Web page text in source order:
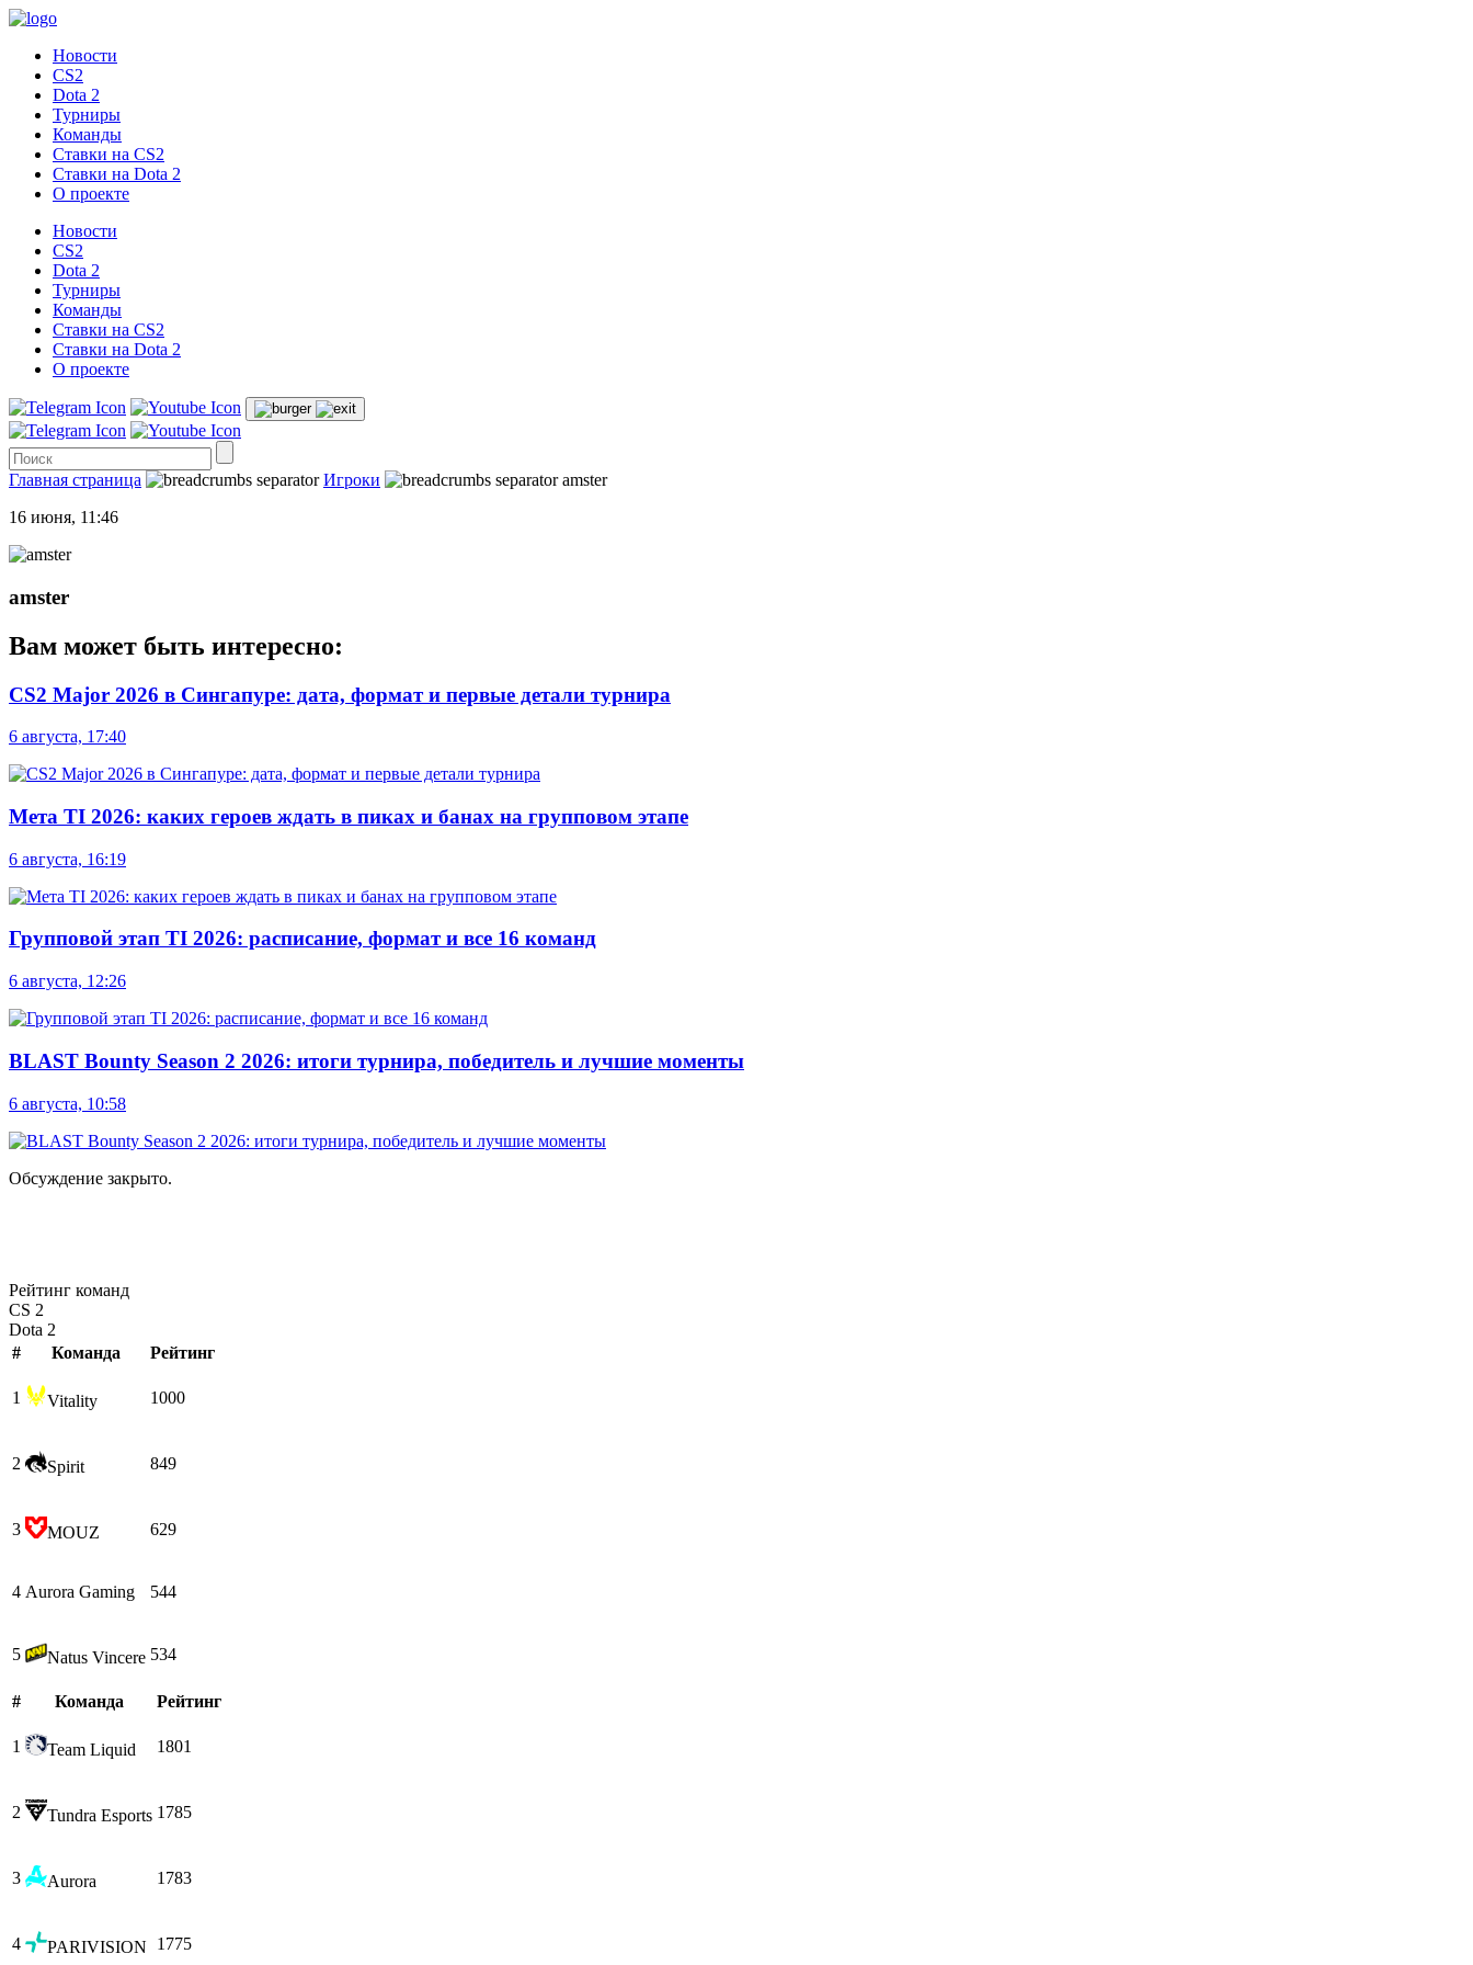
Новости
CS2
Dota 2
Турниры
Команды
Ставки на CS2
Ставки на Dota 2
О проекте
Новости
CS2
Dota 2
Турниры
Команды
Ставки на CS2
Ставки на Dota 2
О проекте
Главная страница Игроки
amster
16 июня, 11:46
amster
Вам может быть интересно:
CS2 Major 2026 в Сингапуре: дата, формат и первые детали турнира
6 августа, 17:40
Мета TI 2026: каких героев ждать в пиках и банах на групповом этапе
6 августа, 16:19
Групповой этап TI 2026: расписание, формат и все 16 команд
6 августа, 12:26
BLAST Bounty Season 2 2026: итоги турнира, победитель и лучшие моменты
6 августа, 10:58
Обсуждение закрыто.
Рейтинг команд
CS 2
Dota 2
#
Команда Рейтинг
1 Vitality 1000
2 Spirit 849
3 MOUZ 629
4 Aurora Gaming 544
5 Natus Vincere 534
# Команда Рейтинг
1 Team Liquid 1801
2 Tundra Esports 1785
3 Aurora 1783
4 PARIVISION 1775